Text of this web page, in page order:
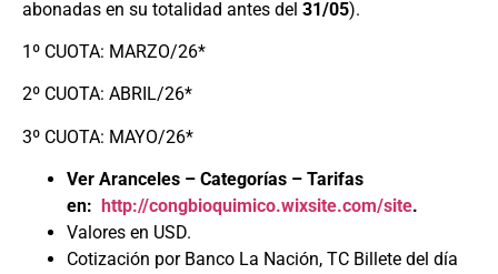
abonadas en su totalidad antes del 31/05).
1º CUOTA: MARZO/26*
2º CUOTA: ABRIL/26*
3º CUOTA: MAYO/26*
Ver Aranceles – Categorías – Tarifas
en: http://congbioquimico.wixsite.com/site.
Valores en USD.
Cotización por Banco La Nación, TC Billete del día